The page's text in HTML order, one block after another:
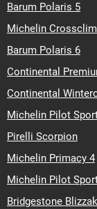
Barum Polaris 5
Michelin
Barum Polaris 6
Continental
Continental
Michelin Pilot
Pirelli Scorpion
Michelin Primacy 4
Michelin Pilot
Bridgestone